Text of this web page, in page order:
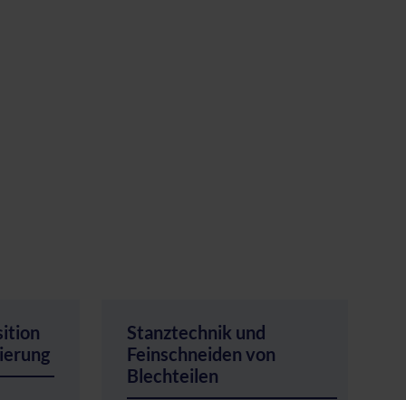
Stanztechnik und
Feinschneiden von
Blechteilen